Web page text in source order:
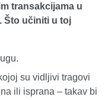
transakcijama u
Što učiniti u toj
su vidljivi tragovi
ili isprana – takav bi